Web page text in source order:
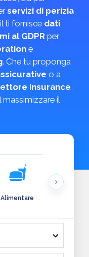
servizi di perizia
ti fornisce dati
al GDPR per
e
. Che tu proponga
o a
insurance,
il
Alimentare